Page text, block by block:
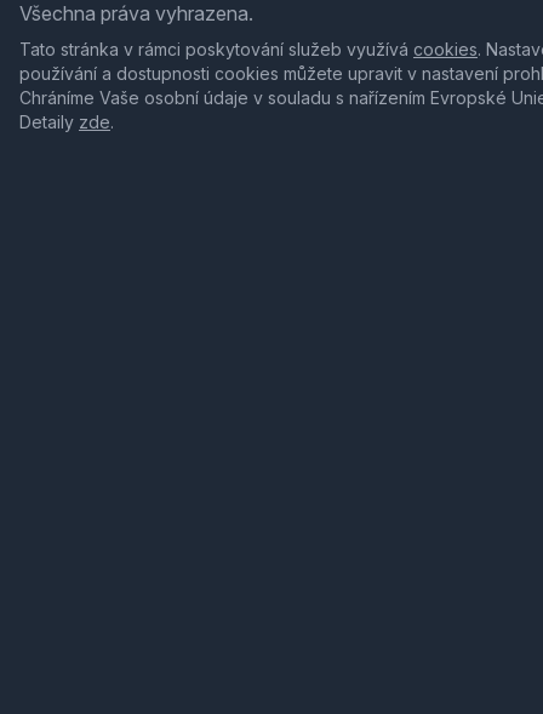
Všechna práva vyhrazena.
Tato stránka v rámci poskytování služeb využívá cookies.
používání a dostupnosti cookies můžete upravit v nastavení
Chráníme Vaše osobní údaje v souladu s nařízením Evropské
Detaily zde.